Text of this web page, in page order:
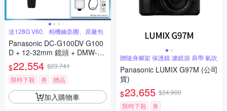
送128G V60、相機鑰匙圈、原廠包
Panasonic DC-G100DV G100
D + 12-32mm 鏡頭 + DMW-SH
GR2 三腳架握把組 公司貨
$22,554 $23,741
限時下殺
券 贈品
加入購物車
贈隨身腳架 保護鏡 濾鏡袋 肩帶 氣吹
Panasonic LUMIX G97M (公司
貨)
$23,655 $24,900
限時下殺
券